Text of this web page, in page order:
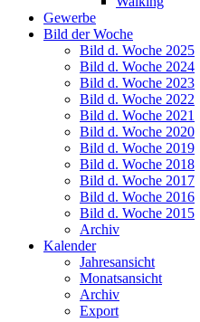
Gewerbe
Bild der Woche
Bild d. Woche 2025
Bild d. Woche 2024
Bild d. Woche 2023
Bild d. Woche 2022
Bild d. Woche 2021
Bild d. Woche 2020
Bild d. Woche 2019
Bild d. Woche 2018
Bild d. Woche 2017
Bild d. Woche 2016
Bild d. Woche 2015
Archiv
Kalender
Jahresansicht
Monatsansicht
Archiv
Export